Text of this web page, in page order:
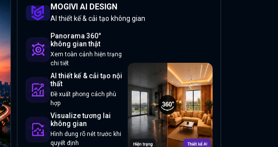
MOGIVI AI DESIGN
AI thiết kế & cải tạo không gian
Panorama 360°
không gian thật
Xem toàn cảnh hiện trạng
chi tiết
AI thiết kế & cải tạo nội
thất
Đề xuất phong cách phù
hợp
Visualize tương lai
không gian
Hình dung rõ nét trước khi
quyết định